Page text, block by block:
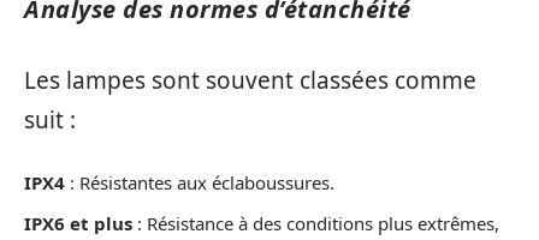
Analyse des normes d’étanchéité
Les lampes sont souvent classées comme
suit :
IPX4 : Résistantes aux éclaboussures.
IPX6 et plus : Résistance à des conditions plus extrêmes,